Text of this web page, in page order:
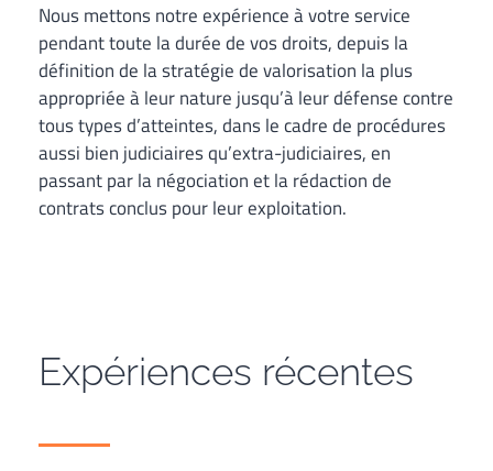
Nous mettons notre expérience à votre service
pendant toute la durée de vos droits, depuis la
définition de la stratégie de valorisation la plus
appropriée à leur nature jusqu’à leur défense contre
tous types d’atteintes, dans le cadre de procédures
aussi bien judiciaires qu’extra-judiciaires, en
passant par la négociation et la rédaction de
contrats conclus pour leur exploitation.
Expériences récentes